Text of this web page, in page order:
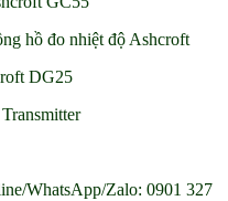
hồ đo nhiệt độ Ashcroft
DG25
WhatsApp/Zalo: 0901 327